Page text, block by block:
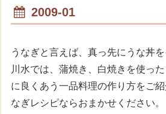
2009-01
うなぎと言えば、真っ先にうな丼を
川水では、蒲焼き、白焼きを使っ
に良くあう一品料理の作り方をご
なぎレシピならおまかせください。